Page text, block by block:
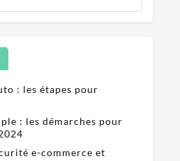
: les étapes pour
: les démarches pour
e-commerce et